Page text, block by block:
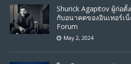
Shurick Agapitov ผู้ก่อตั้
กับอนาคตของอินเทอร์เ
Forum
May 2, 2024